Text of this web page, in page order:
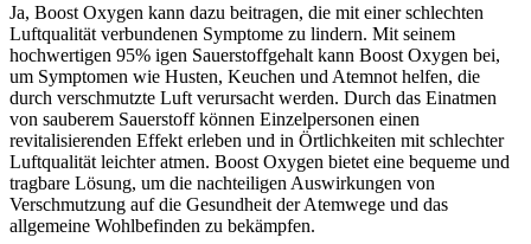
Ja, Boost Oxygen kann dazu beitragen, die mit einer schlechten
Luftqualität verbundenen Symptome zu lindern. Mit seinem
hochwertigen 95% igen Sauerstoffgehalt kann Boost Oxygen bei,
um Symptomen wie Husten, Keuchen und Atemnot helfen, die
durch verschmutzte Luft verursacht werden. Durch das Einatmen
von sauberem Sauerstoff können Einzelpersonen einen
revitalisierenden Effekt erleben und in Örtlichkeiten mit schlechter
Luftqualität leichter atmen. Boost Oxygen bietet eine bequeme und
tragbare Lösung, um die nachteiligen Auswirkungen von
Verschmutzung auf die Gesundheit der Atemwege und das
allgemeine Wohlbefinden zu bekämpfen.